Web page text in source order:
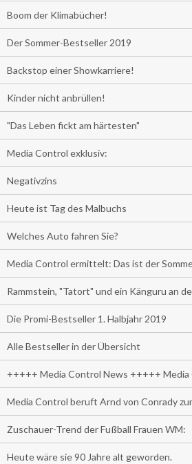
Boom der Klimabücher!
Der Sommer-Bestseller 2019
Backstop einer Showkarriere!
Kinder nicht anbrüllen!
"Das Leben fickt am härtesten"
Media Control exklusiv:
Negativzins
Heute ist Tag des Malbuchs
Welches Auto fahren Sie?
Media Control ermittelt: Das ist der
Rammstein, "Tatort" und ein Känguru an
Die Promi-Bestseller 1. Halbjahr 2019
Alle Bestseller in der Übersicht
+++++ Media Control News +++++
Media Control beruft Arnd von Conrady
Zuschauer-Trend der Fußball Frauen WM:
Heute wäre sie 90 Jahre alt geworden.